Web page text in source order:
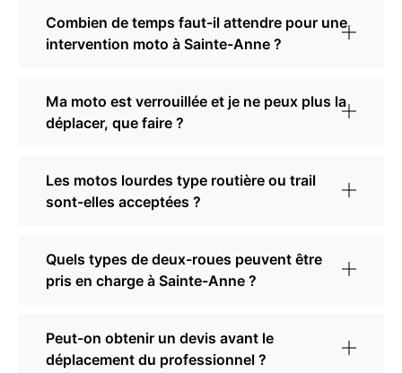
Combien de temps faut-il attendre pour une
intervention moto à Sainte-Anne ?
Ma moto est verrouillée et je ne peux plus la
déplacer, que faire ?
Les motos lourdes type routière ou trail
sont-elles acceptées ?
Quels types de deux-roues peuvent être
pris en charge à Sainte-Anne ?
Peut-on obtenir un devis avant le
déplacement du professionnel ?